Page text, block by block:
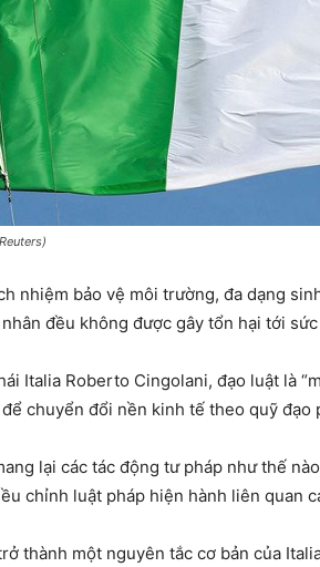
nhiệm bảo vệ môi trường, đa dạng
đều không được gây tổn hại tới
Italia Roberto Cingolani, đạo luật là
chuyển đổi nền kinh tế theo quỹ
lại các tác động tư pháp như thế
chỉnh luật pháp hiện hành liên quan
thành một nguyên tắc cơ bản của